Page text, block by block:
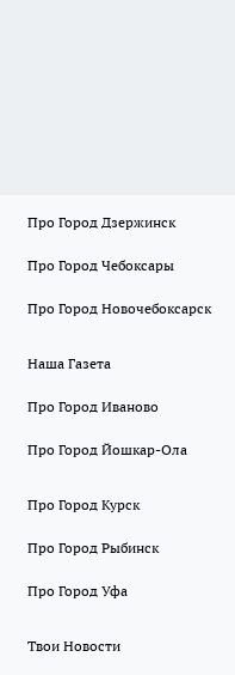
Про Город Дзержинск
Про Город Чебоксары
Про Город Новочебоксарск
Наша Газета
Про Город Иваново
Про Город Йошкар-Ола
Про Город Курск
Про Город Рыбинск
Про Город Уфа
Твои Новости